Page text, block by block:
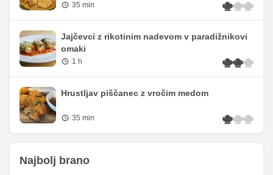
35 min
Jajčevci z rikotinim nadevom v paradižnikovi
omaki
1 h
Hrustljav piščanec z vročim medom
35 min
Najbolj brano